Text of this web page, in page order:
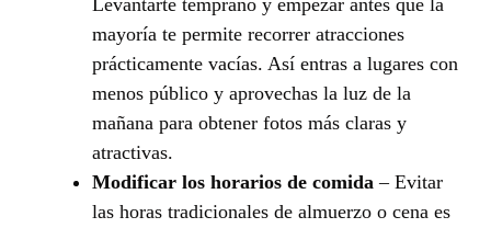
mayoría te permite recorrer atracciones
prácticamente vacías. Así entras a lugares con
menos público y aprovechas la luz de la
mañana para obtener fotos más claras y
atractivas.
Modificar los horarios de comida – Evitar
las horas tradicionales de almuerzo o cena es